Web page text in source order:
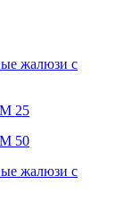
жалюзи с
25
50
жалюзи с